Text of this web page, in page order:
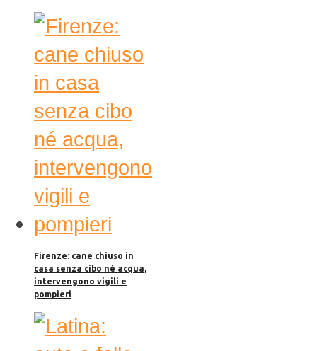
Firenze: cane chiuso in
casa senza cibo né acqua,
intervengono vigili e
pompieri